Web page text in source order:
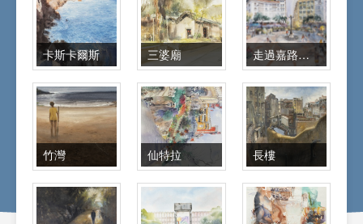
卡斯卡爾斯 三婆廟 走過嘉路米耶圓形地
竹灣 仙特拉 長樓